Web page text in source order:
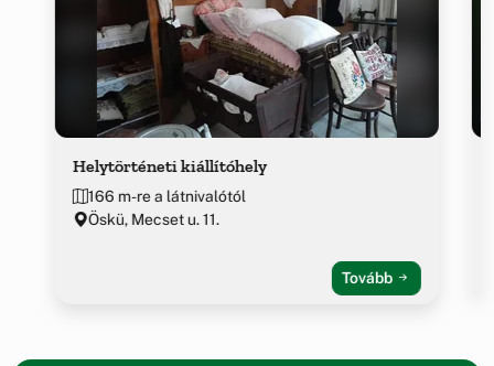
Helytörténeti kiállítóhely
166 m-re a látnivalótól
Öskü, Mecset u. 11.
Tovább